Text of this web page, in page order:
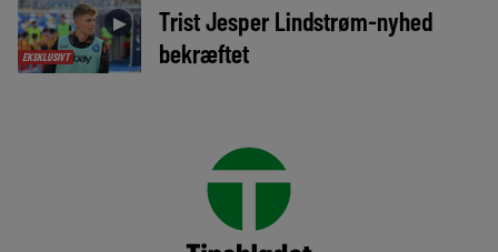
EKSKLUSIVT
►
Trist Jesper Lindstrøm-nyhed
bekræftet